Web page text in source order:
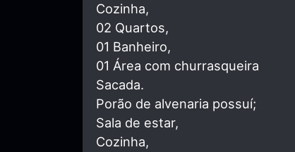
Cozinha,
02 Quartos,
01 Banheiro,
01 Área com churrasqueira
Sacada.
Porão de alvenaria possuí;
Sala de estar,
Cozinha,